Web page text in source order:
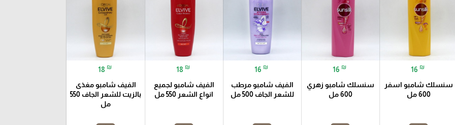
16 ₪
سنسلك شامبو اسفر
600 مل
16 ₪
سنسلك شامبو زهري
600 مل
16 ₪
الفيف شامبو مرطب
للشعر الجاف 500 مل
18 ₪
الفيف شامبو لجميع
انواع الشعر 550 مل
18 ₪
الفيف شامبو مغذى
بالزيت للشعر الجاف 550
مل